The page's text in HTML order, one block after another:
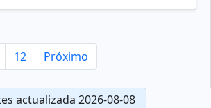
12 Próximo
actualizada 2026-08-08